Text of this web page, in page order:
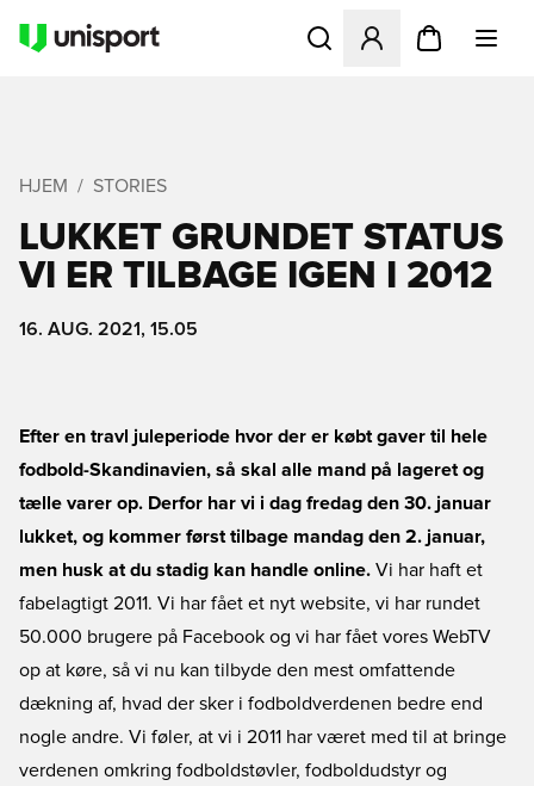
Åbner en Modal til at
HJEM STORIES
LUKKET GRUNDET STATUS 
VI ER TILBAGE IGEN I 2012
16. AUG. 2021, 15.05
Efter en travl juleperiode hvor der er købt gaver til hele
fodbold-Skandinavien, så skal alle mand på lageret og
tælle varer op. Derfor har vi i dag fredag den 30. januar
lukket, og kommer først tilbage mandag den 2. januar,
men husk at du stadig kan handle online. Vi har haft et
fabelagtigt 2011. Vi har fået et nyt website, vi har rundet
50.000 brugere på Facebook og vi har fået vores WebTV
op at køre, så vi nu kan tilbyde den mest omfattende
dækning af, hvad der sker i fodboldverdenen bedre end
nogle andre. Vi føler, at vi i 2011 har været med til at bringe
verdenen omkring fodboldstøvler, fodboldudstyr og